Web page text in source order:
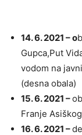
14. 6. 2021 – o
Gupca,Put
vodom na
(desna obala)
15. 6. 2021 –
Franje
16. 6. 2021 –